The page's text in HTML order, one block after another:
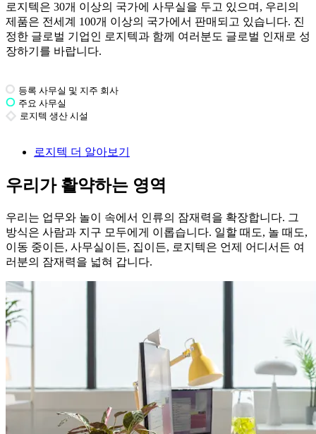
로지텍은 30개 이상의 국가에 사무실을 두고 있으며, 우리의
제품은 전세계 100개 이상의 국가에서 판매되고 있습니다. 진
정한 글로벌 기업인 로지텍과 함께 여러분도 글로벌 인재로 성
장하기를 바랍니다.
등록 사무실 및 지주 회사
주요 사무실
로지텍 생산 시설
로지텍 더 알아보기
우리가 활약하는 영역
우리는 업무와 놀이 속에서 인류의 잠재력을 확장합니다. 그
방식은 사람과 지구 모두에게 이롭습니다. 일할 때도, 놀 때도,
이동 중이든, 사무실이든, 집이든, 로지텍은 언제 어디서든 여
러분의 잠재력을 넓혀 갑니다.